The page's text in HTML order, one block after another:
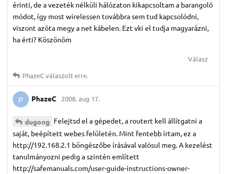
érinti, de a vezeték nélküli hálózaton kikapcsoltam a barangoló
módot, így most wirelessen továbbra sem tud kapcsolódni,
viszont azóta megy a net kábelen. Ezt vki el tudja magyarázni,
ha érti? Köszönöm
Válasz
PhazeCválaszolt erre.
P PhazeC 2008. aug 17.
dugong Felejtsd el a gépedet, a routert kell állítgatni a
saját, beépített webes felületén. Mint fentebb írtam, ez a
http://192.168.2.1 böngészőbe írásával valósul meg. A kezelést
tanulmányozni pedig a szintén említett
http://safemanuals.com/user-guide-instructions-owner-